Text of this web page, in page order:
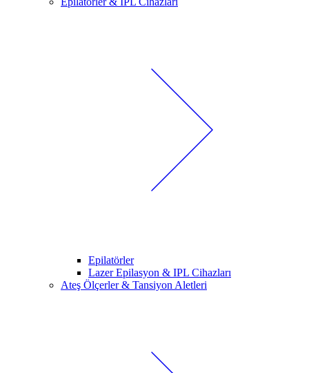
Epilatörler
Lazer Epilasyon & IPL Cihazları
Ateş Ölçerler & Tansiyon Aletleri